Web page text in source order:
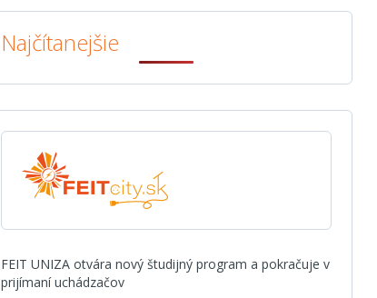
Najčítanejšie
FEIT UNIZA otvára nový študijný program a pokračuje v
prijímaní uchádzačov